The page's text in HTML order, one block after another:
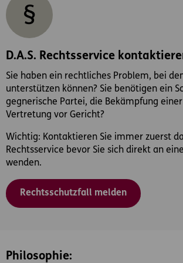
D.A.S. Rechtsservice
Sie haben ein rechtliches Problem, bei
unterstützen können? Sie benötigen ein
gegnerische Partei, die Bekämpfung
Vertretung vor Gericht?
Wichtig: Kontaktieren Sie immer zuerst
Rechtsservice bevor Sie sich direkt an
wenden.
Rechtsschutzfall melden
Philosophie: